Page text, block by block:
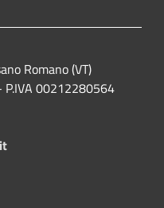
Romano (VT)
P.IVA 00212280564